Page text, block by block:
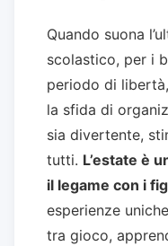
Quando suona
scolastico, per i
periodo di
la sfida di
sia divertente,
tutti. L’estate è
il legame con i
esperienze
tra gioco,